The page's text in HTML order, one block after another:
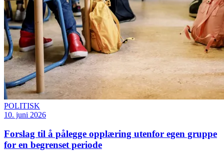
POLITISK
10. juni 2026
Forslag til å pålegge opplæring utenfor egen gruppe
for en begrenset periode